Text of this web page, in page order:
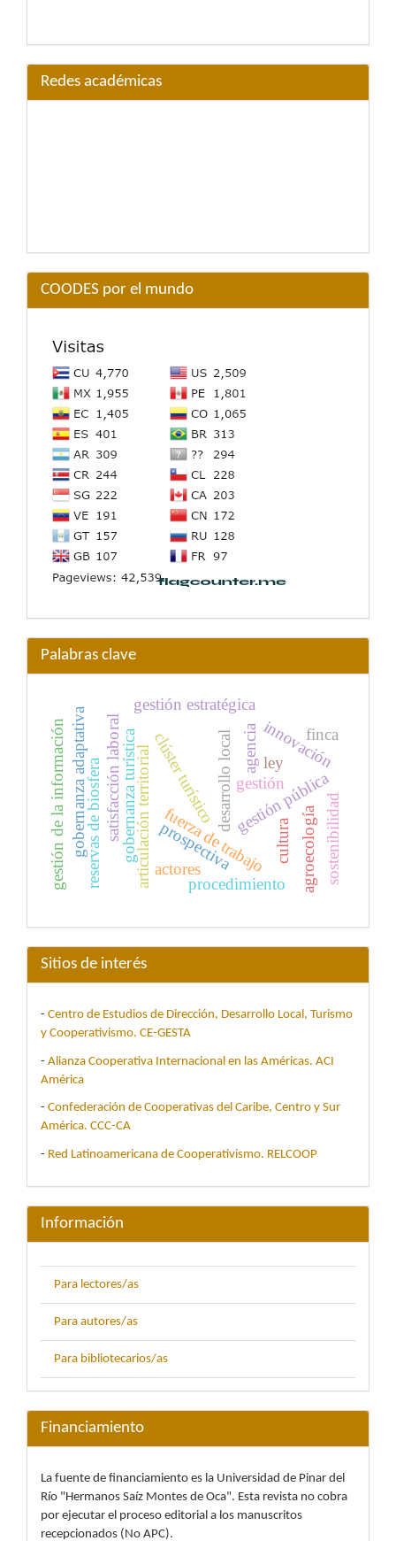
Redes académicas
COODES por el mundo
Palabras clave
desarrollo local
fuerza de trabajo
gestión pública
articulación territorialclúster turístico
gobernanza turística
satisfacción laboral
procedimiento
gestión
gestión estratégica
reservas de biosfera agroecología
prospectiva
gobernanza adaptativa
gestión de la información actores
cultura
agencia
sostenibilidad
innovación
ley
finca
Sitios de interés
- Centro de Estudios de Dirección, Desarrollo Local, Turismo
y Cooperativismo. CE-GESTA
- Alianza Cooperativa Internacional en las Américas. ACI
América
- Confederación de Cooperativas del Caribe, Centro y Sur
América. CCC-CA
- Red Latinoamericana de Cooperativismo. RELCOOP
Información
Para lectores/as
Para autores/as
Para bibliotecarios/as
Financiamiento
La fuente de financiamiento es la Universidad de Pinar del
Río "Hermanos Saíz Montes de Oca". Esta revista no cobra
por ejecutar el proceso editorial a los manuscritos
recepcionados (No APC).